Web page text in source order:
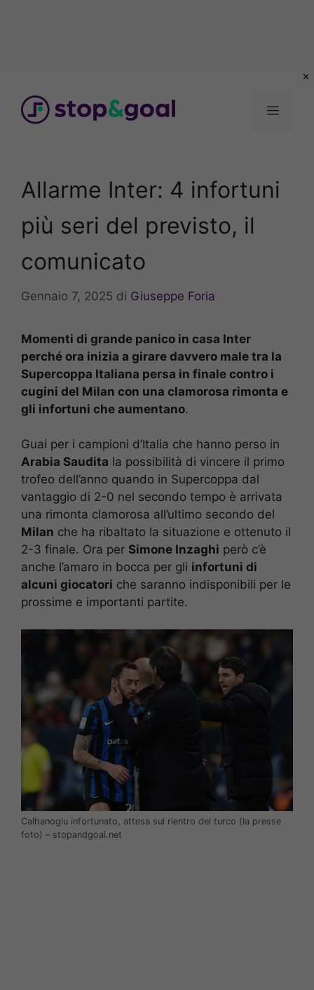
contenuto
Menu
Allarme Inter: 4 infortuni
più seri del previsto, il
comunicato
Gennaio 7, 2025 di Giuseppe Foria
Momenti di grande panico in casa Inter
perché ora inizia a girare davvero male tra la
Supercoppa Italiana persa in finale contro i
cugini del Milan con una clamorosa rimonta e
gli infortuni che aumentano.
Guai per i campioni d’Italia che hanno perso in
Arabia Saudita la possibilità di vincere il primo
trofeo dell’anno quando in Supercoppa dal
vantaggio di 2-0 nel secondo tempo è arrivata
una rimonta clamorosa all’ultimo secondo del
Milan che ha ribaltato la situazione e ottenuto il
2-3 finale. Ora per Simone Inzaghi però c’è
anche l’amaro in bocca per gli infortuni di
alcuni giocatori che saranno indisponibili per le
prossime e importanti partite.
Calhanoglu infortunato, attesa sul rientro del turco (la presse
foto) – stopandgoal.net